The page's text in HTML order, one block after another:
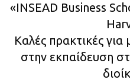
«INSEAD Business
Καλές πρακτικές για
στην εκπαίδευση